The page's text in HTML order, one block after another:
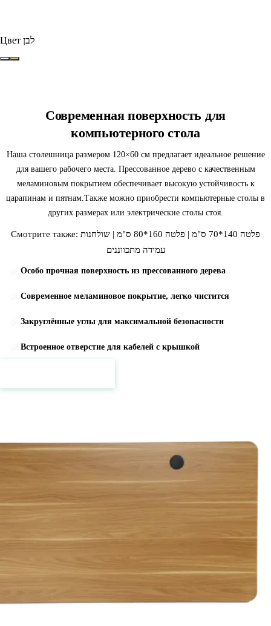
Цвет לבן
Современная поверхность для
компьютерного стола
Наша столешница размером 120×60 см предлагает идеальное решение
для вашего рабочего места. Прессованное дерево с качественным
меламиновым покрытием обеспечивает высокую устойчивость к
царапинам и пятнам.Также можно приобрести компьютерные столы в
других размерах или электрические столы стоя.
Смотрите также: פלטה 140*70 ס"מ | פלטה 160*80 ס"מ | שולחנות
עמידה מתכווננים
Особо прочная поверхность из прессованного дерева
Современное меламиновое покрытие, легко чистится
Закруглённые углы для максимальной безопасности
Встроенное отверстие для кабелей с крышкой